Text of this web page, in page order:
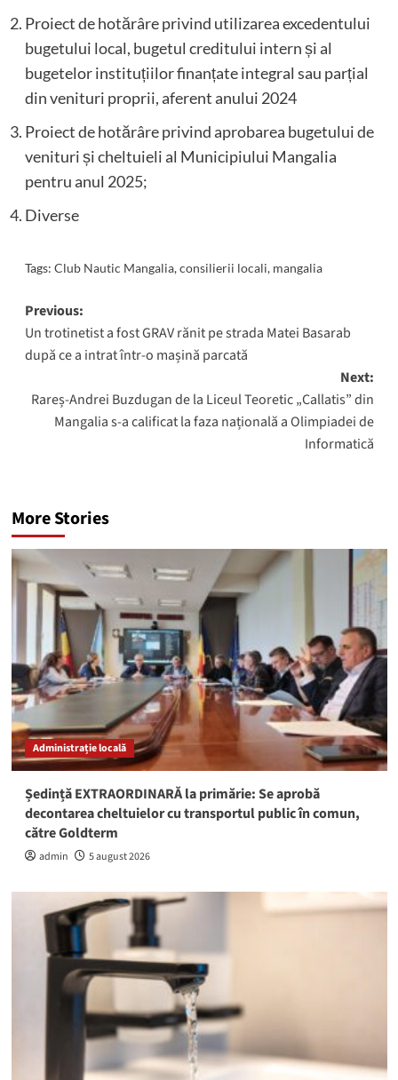
Proiect de hotărâre privind utilizarea excedentului
bugetului local, bugetul creditului intern și al
bugetelor instituțiilor finanțate integral sau parțial
din venituri proprii, aferent anului 2024
Proiect de hotărâre privind aprobarea bugetului de
venituri și cheltuieli al Municipiului Mangalia
pentru anul 2025;
Diverse
Tags: Club Nautic Mangalia,consilierii locali, mangalia
Post
navigation
Previous:
Un trotinetist a fost GRAV rănit pe strada Matei Basarab
după ce a intrat într-o mașină parcată
Next:
Rareș-Andrei Buzdugan de la Liceul Teoretic „Callatis” din
Mangalia s-a calificat la faza națională a Olimpiadei de
Informatică
More Stories
Administrație locală
Ședință EXTRAORDINARĂ la primărie: Se aprobă
decontarea cheltuielor cu transportul public în comun,
către Goldterm
admin 5 august 2026